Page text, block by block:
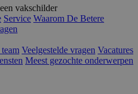
vakschilder
Service Waarom De Betere
Veelgestelde vragen Vacatures
Meest gezochte onderwerpen
maken de
website mogelijk, zoals
accountbeheer. De
gebruikt zonder de